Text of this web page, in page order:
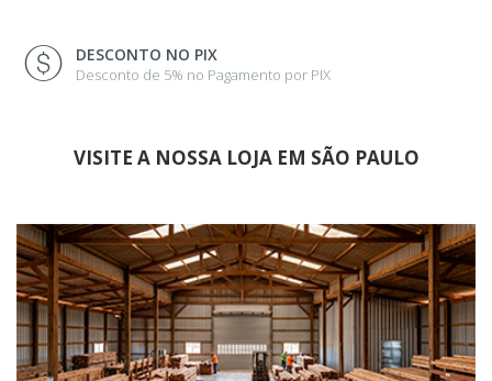
DESCONTO NO PIX
Desconto de 5% no Pagamento por PIX
VISITE A NOSSA LOJA EM SÃO PAULO